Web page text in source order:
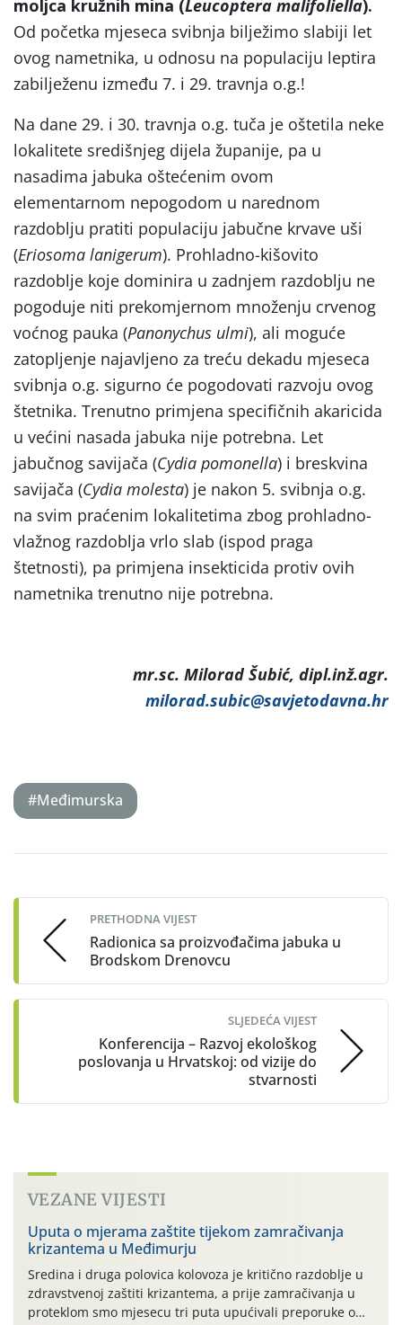
moljca kružnih mina (Leucoptera malifoliella).
Od početka mjeseca svibnja bilježimo slabiji let
ovog nametnika, u odnosu na populaciju leptira
zabilježenu između 7. i 29. travnja o.g.!
Na dane 29. i 30. travnja o.g. tuča je oštetila neke
lokalitete središnjeg dijela županije, pa u
nasadima jabuka oštećenim ovom
elementarnom nepogodom u narednom
razdoblju pratiti populaciju jabučne krvave uši
(Eriosoma lanigerum). Prohladno-kišovito
razdoblje koje dominira u zadnjem razdoblju ne
pogoduje niti prekomjernom množenju crvenog
voćnog pauka (Panonychus ulmi), ali moguće
zatopljenje najavljeno za treću dekadu mjeseca
svibnja o.g. sigurno će pogodovati razvoju ovog
štetnika. Trenutno primjena specifičnih akaricida
u većini nasada jabuka nije potrebna. Let
jabučnog savijača (Cydia pomonella) i breskvina
savijača (Cydia molesta) je nakon 5. svibnja o.g.
na svim praćenim lokalitetima zbog prohladno-
vlažnog razdoblja vrlo slab (ispod praga
štetnosti), pa primjena insekticida protiv ovih
nametnika trenutno nije potrebna.
mr.sc. Milorad Šubić, dipl.inž.agr.
milorad.subic@savjetodavna.hr
#Međimurska
navigation
PRETHODNA VIJEST
Radionica sa proizvođačima jabuka u
Brodskom Drenovcu
SLJEDEĆA VIJEST
Konferencija – Razvoj ekološkog
poslovanja u Hrvatskoj: od vizije do
stvarnosti
VEZANE VIJESTI
Uputa o mjerama zaštite tijekom zamračivanja
krizantema u Međimurju
Sredina i druga polovica kolovoza je kritično razdoblje u
zdravstvenoj zaštiti krizantema, a prije zamračivanja u
proteklom smo mjesecu tri puta upućivali preporuke o